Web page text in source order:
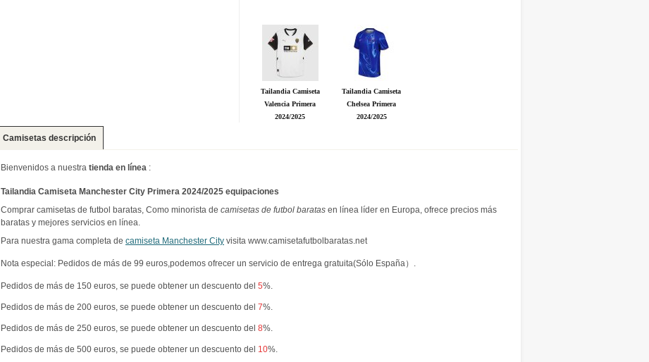
Tailandia Camiseta
Valencia Primera
2024/2025
Tailandia Camiseta
Chelsea Primera
2024/2025
Camisetas descripción
Bienvenidos a nuestra tienda en línea :
Tailandia Camiseta Manchester City Primera 2024/2025 equipaciones
Comprar camisetas de futbol baratas, Como minorista de camisetas de futbol baratas en línea líder en Europa, ofrece precios más
baratas y mejores servicios en línea.
Para nuestra gama completa de camiseta Manchester City visita www.camisetafutbolbaratas.net
Nota especial: Pedidos de más de 99 euros,podemos ofrecer un servicio de entrega gratuita(Sólo España）.
Pedidos de más de 150 euros, se puede obtener un descuento del 5%.
Pedidos de más de 200 euros, se puede obtener un descuento del 7%.
Pedidos de más de 250 euros, se puede obtener un descuento del 8%.
Pedidos de más de 500 euros, se puede obtener un descuento del 10%.